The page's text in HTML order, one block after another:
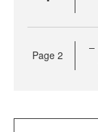
Page 2